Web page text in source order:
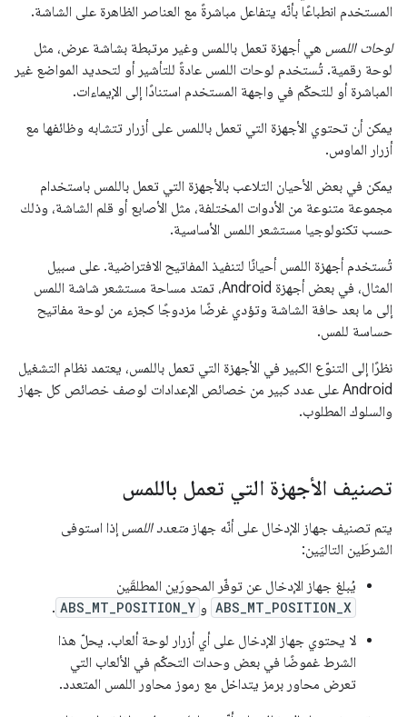
المستخدم انطباعًا بأنّه يتفاعل مباشرةً مع العناصر الظاهرة على الشاشة.
لوحات اللمس هي أجهزة تعمل باللمس وغير مرتبطة بشاشة عرض، مثل
لوحة رقمية. تُستخدم لوحات اللمس عادةً للتأشير أو لتحديد المواضع غير
المباشرة أو للتحكّم في واجهة المستخدم استنادًا إلى الإيماءات.
يمكن أن تحتوي الأجهزة التي تعمل باللمس على أزرار تتشابه وظائفها مع
أزرار الماوس.
يمكن في بعض الأحيان التلاعب بالأجهزة التي تعمل باللمس باستخدام
مجموعة متنوعة من الأدوات المختلفة، مثل الأصابع أو قلم الشاشة، وذلك
حسب تكنولوجيا مستشعر اللمس الأساسية.
تُستخدم أجهزة اللمس أحيانًا لتنفيذ المفاتيح الافتراضية. على سبيل
المثال، في بعض أجهزة Android، تمتد مساحة مستشعر شاشة اللمس
إلى ما بعد حافة الشاشة وتؤدي غرضًا مزدوجًا كجزء من لوحة مفاتيح
حساسة للمس.
نظرًا إلى التنوّع الكبير في الأجهزة التي تعمل باللمس، يعتمد نظام التشغيل
Android على عدد كبير من خصائص الإعدادات لوصف خصائص كل جهاز
والسلوك المطلوب.
تصنيف الأجهزة التي تعمل باللمس
يتم تصنيف جهاز الإدخال على أنّه جهاز متعدد اللمس إذا استوفى
الشرطَين التاليَين:
يُبلغ جهاز الإدخال عن توفّر المحورَين المطلقَين
ABS_MT_POSITION_X و ABS_MT_POSITION_Y
.
لا يحتوي جهاز الإدخال على أي أزرار لوحة ألعاب. يحلّ هذا
الشرط غموضًا في بعض وحدات التحكّم في الألعاب التي
تعرض محاور برمز يتداخل مع رموز محاور اللمس المتعدد.